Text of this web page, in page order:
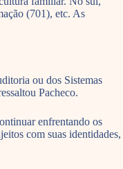
(701), etc. As
ou dos Sistemas
Pacheco.
enfrentando os
com suas identidades,